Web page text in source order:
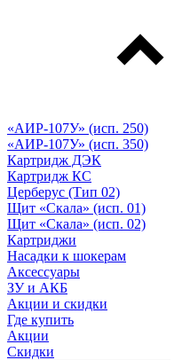
«АИР-107У» (исп. 250)
«АИР-107У» (исп. 350)
Картридж ДЭК
Картридж КС
Церберус (Тип 02)
Щит «Скала» (исп. 01)
Щит «Скала» (исп. 02)
Картриджи
Насадки к шокерам
Аксессуары
ЗУ и АКБ
Акции и скидки
Где купить
Акции
Скидки